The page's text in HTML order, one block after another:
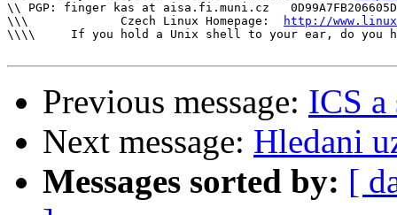
\\ PGP: finger kas at aisa.fi.muni.cz   0D99A7FB206605D7
\\\             Czech Linux Homepage:
http://
\\\\     If you hold a Unix shell to your ear, do you
Previous message: ICS a
Next message: Hledani
Messages sorted by: [